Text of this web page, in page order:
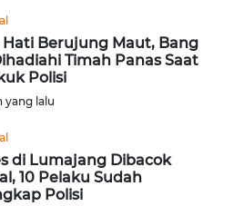
Hati Berujung Maut, Bang
Timah Panas Saat
Polisi
yang lalu
di Lumajang Dibacok
10 Pelaku Sudah
Polisi